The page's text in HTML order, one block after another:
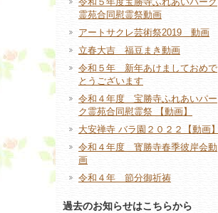
霊苑合同慰霊祭動画
アートサクレ芸術祭2019 動画
立春大吉 福豆まき動画
令和５年 新年あけましておめで
とうございます
令和４年度 宝勝寺ふれあいパー
ク霊苑合同慰霊祭 【動画】
大安禅寺 バラ園２０２２【動画】
令和４年度 寳勝寺春季彼岸会動
画
令和４年 節分御祈祷
過去のお知らせはこちらから